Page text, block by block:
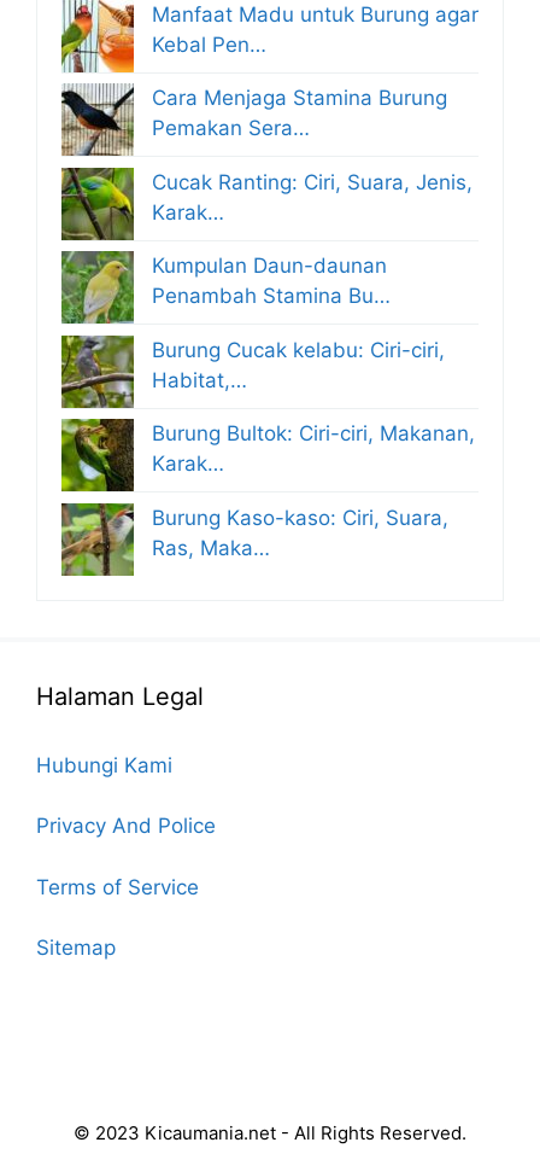
Manfaat Madu untuk Burung agar
Kebal Pen…
Cara Menjaga Stamina Burung
Pemakan Sera…
Cucak Ranting: Ciri, Suara, Jenis,
Karak…
Kumpulan Daun-daunan
Penambah Stamina Bu…
Burung Cucak kelabu: Ciri-ciri,
Habitat,…
Burung Bultok: Ciri-ciri, Makanan,
Karak…
Burung Kaso-kaso: Ciri, Suara,
Ras, Maka…
Halaman Legal
Hubungi Kami
Privacy And Police
Terms of Service
Sitemap
© 2023 Kicaumania.net - All Rights Reserved.